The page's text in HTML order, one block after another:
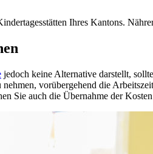
Ihres Kantons.
jedoch keine Alternative darstellt,
vorübergehend die
Sie auch die Übernahme der